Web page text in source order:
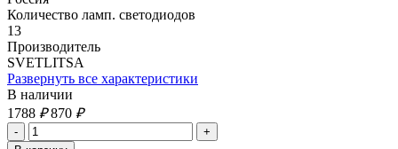
Количество ламп. светодиодов
13
Производитель
SVETLITSA
Развернуть все характеристики
В наличии
1788 ₽ 870 ₽